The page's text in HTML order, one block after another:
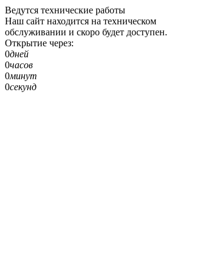
Ведутся технические работы
Наш сайт находится на техническом
обслуживании и скоро будет доступен.
Открытие через:
0дней
0часов
0минут
0секунд